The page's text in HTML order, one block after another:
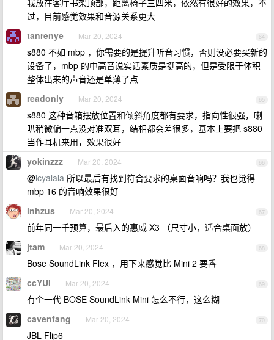
我放在客厅书架顶部，距离椅子三四米，依然有很好的效果，不
过，目前感觉效果和音源关系更大
64
tanrenye Mar 20, 2024
s880 不如 mbp ，你需要的是提升听音习惯，否则没必要买新的
设备了，mbp 的中高音说实话素质是挺高的，但是受限于体积
整体出来的声音还是单薄了点
65
readonly Mar 20, 2024
s880 这种音箱摆放位置和倾斜角度都有要求，指向性很强，喇
叭稍微偏一点没对准双耳，结相都会差很多，基本上要把 s880
当作耳机来用，效果很好
66
yokinzzz Mar 20, 2024
@icyalala 所以最后有找到符合要求的桌面音响吗？我也觉得
mbp 16 的音响效果很好
67
inhzus Mar 20, 2024
前年同一千预算，最后入的惠威 X3 （尺寸小，适合桌面放）
68
jtam Mar 20, 2024
Bose SoundLink Flex ，用下来感觉比 Mini 2 要香
69
ccYUI Mar 20, 2024
有个一代 BOSE SoundLink Mini 怎么不行，这么糊
70
cavenfang Mar 20, 2024
JBL Flip6